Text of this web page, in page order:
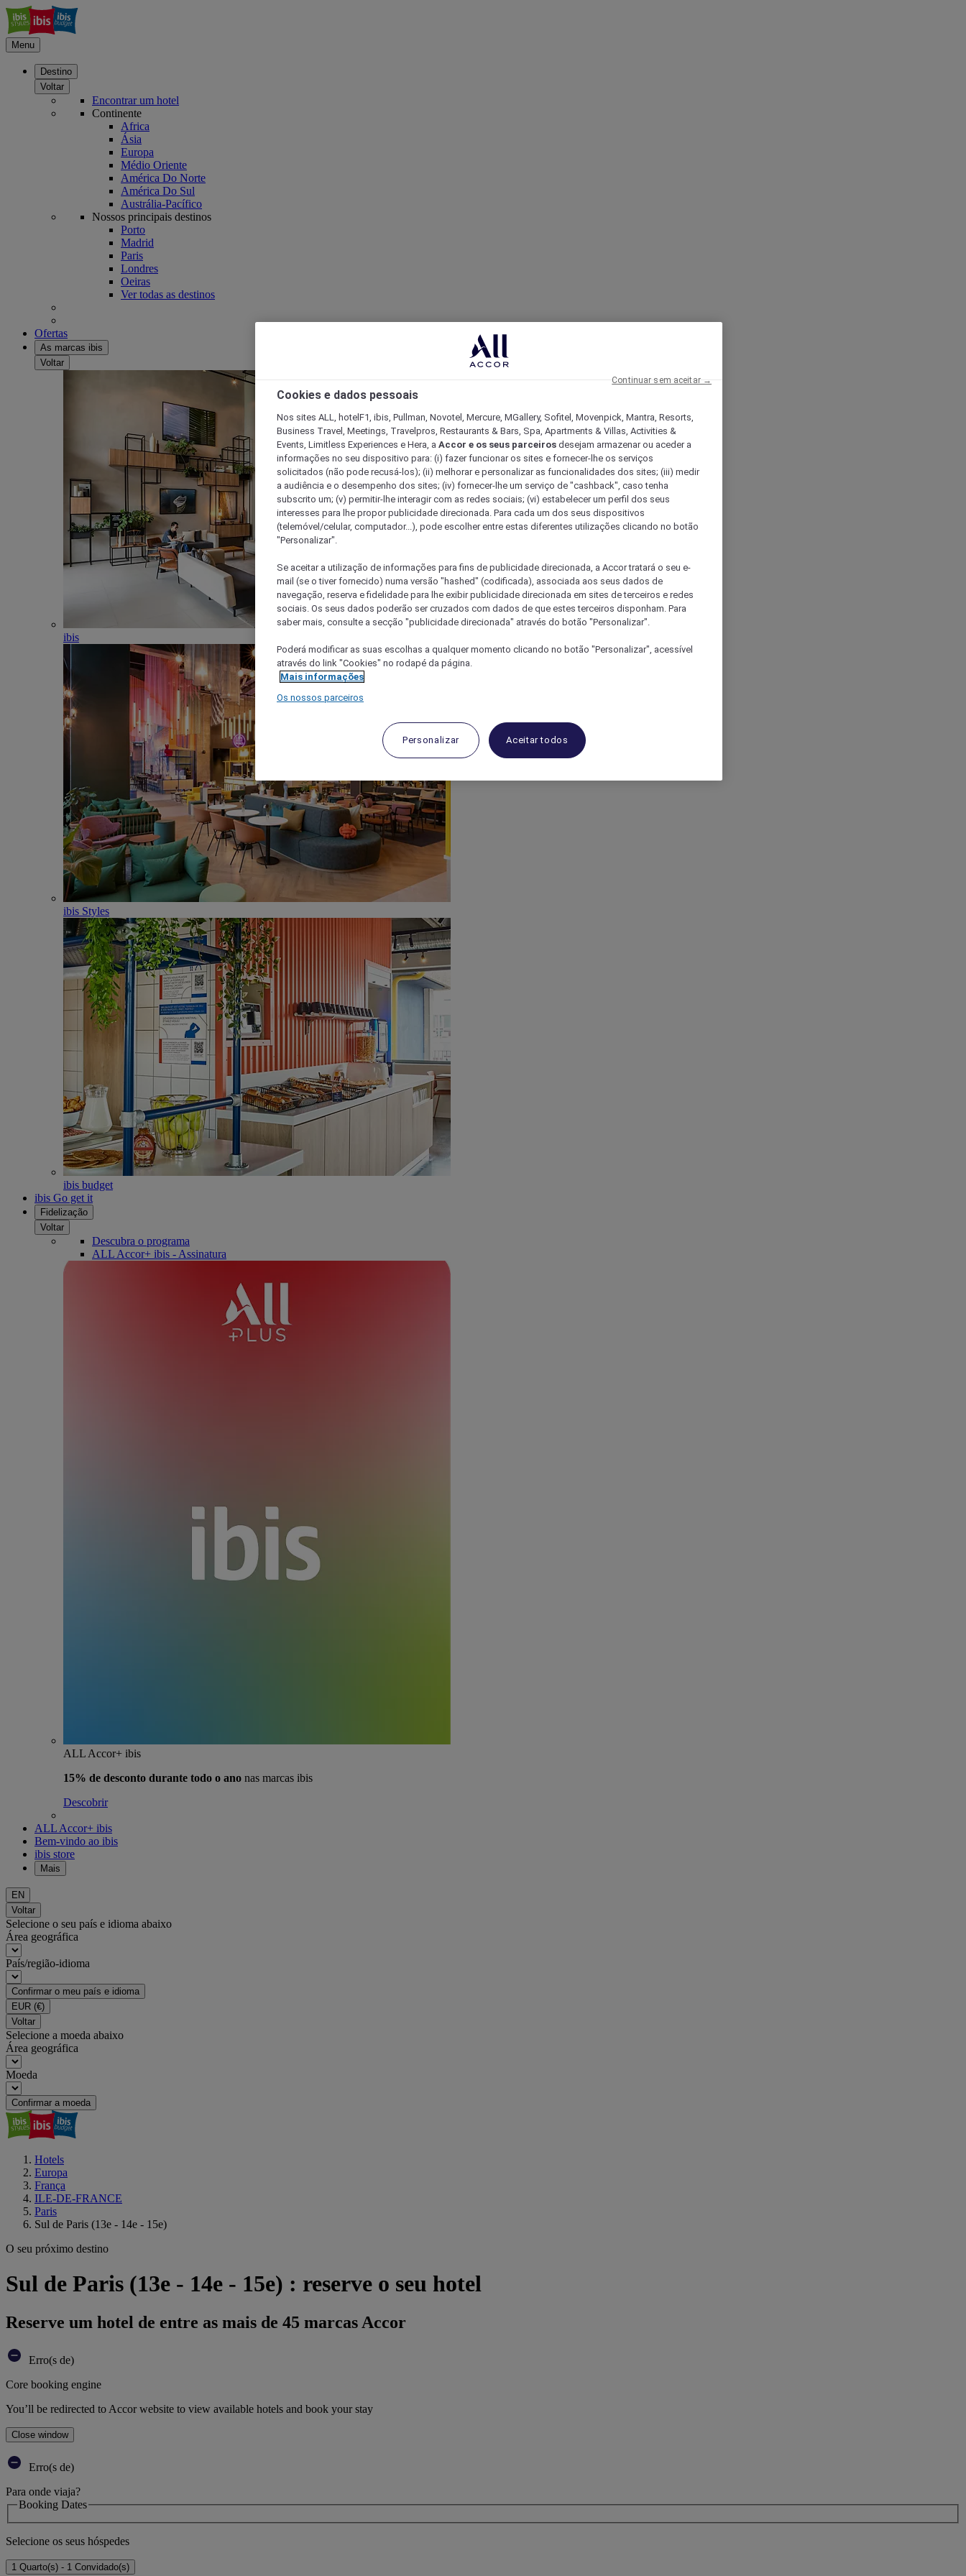
Menu
Destino
Voltar
Encontrar um hotel
Continente
Africa
Ásia
Europa
Médio Oriente
América Do Norte
América Do Sul
Austrália-Pacífico
Nossos principais destinos
Porto
Madrid
Paris
Londres
Oeiras
Ver todas as destinos
Ofertas
As marcas ibis
Voltar
ibis
ibis Styles
ibis budget
ibis Go get it
Fidelização
Voltar
Descubra o programa
ALL Accor+ ibis - Assinatura
ALL Accor+ ibis
15% de desconto durante todo o ano nas marcas ibis
Descobrir
ALL Accor+ ibis
Bem-vindo ao ibis
ibis store
Mais
EN
Voltar
Selecione o seu país e idioma abaixo
Área geográfica
País/região-idioma
Confirmar o meu país e idioma
EUR (€)
Voltar
Selecione a moeda abaixo
Área geográfica
Moeda
Confirmar a moeda
Hotels
Europa
França
ILE-DE-FRANCE
Paris
Sul de Paris (13e - 14e - 15e)
O seu próximo destino
Sul de Paris (13e - 14e - 15e) : reserve o seu hotel
Reserve um hotel de entre as mais de 45 marcas Accor
Erro(s de)
Core booking engine
You’ll be redirected to Accor website to view available hotels and book your stay
Close window
Erro(s de)
Para onde viaja?
Booking Dates
Selecione os seus hóspedes
1 Quarto(s) - 1 Convidado(s)
Cookies e dados pessoais
Nos sites ALL, hotelF1, ibis, Pullman, Novotel, Mercure, MGallery, Sofitel, Movenpick, Mantra, Resorts,
Business Travel, Meetings, Travelpros, Restaurants & Bars, Spa, Apartments & Villas, Activities &
Events, Limitless Experiences e Hera, a Accor e os seus parceiros desejam armazenar ou aceder a
informações no seu dispositivo para: (i) fazer funcionar os sites e fornecer-lhe os serviços
solicitados (não pode recusá-los); (ii) melhorar e personalizar as funcionalidades dos sites; (iii) medir
a audiência e o desempenho dos sites; (iv) fornecer-lhe um serviço de "cashback", caso tenha
subscrito um; (v) permitir-lhe interagir com as redes sociais; (vi) estabelecer um perfil dos seus
interesses para lhe propor publicidade direcionada. Para cada um dos seus dispositivos
(telemóvel/celular, computador...), pode escolher entre estas diferentes utilizações clicando no botão
"Personalizar".
Se aceitar a utilização de informações para fins de publicidade direcionada, a Accor tratará o seu e-
mail (se o tiver fornecido) numa versão "hashed" (codificada), associada aos seus dados de
navegação, reserva e fidelidade para lhe exibir publicidade direcionada em sites de terceiros e redes
sociais. Os seus dados poderão ser cruzados com dados de que estes terceiros disponham. Para
saber mais, consulte a secção "publicidade direcionada" através do botão "Personalizar".
Poderá modificar as suas escolhas a qualquer momento clicando no botão "Personalizar", acessível
através do link "Cookies" no rodapé da página.
Mais informações
Os nossos parceiros
Personalizar Aceitar todos
Continuar sem aceitar →